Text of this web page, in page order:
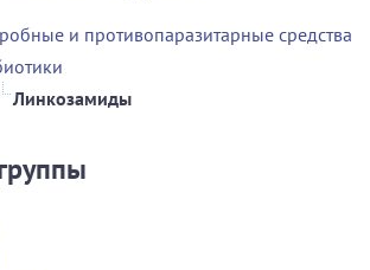
и противопаразитарные средства
Линкозамиды